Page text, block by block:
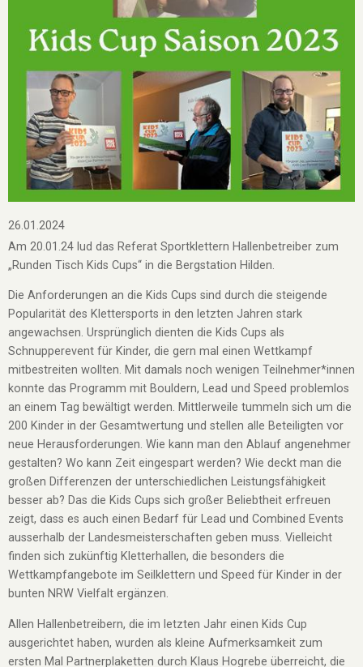
26.01.2024
Am 20.01.24 lud das Referat Sportklettern Hallenbetreiber zum
„Runden Tisch Kids Cups“ in die Bergstation Hilden.
Die Anforderungen an die Kids Cups sind durch die steigende
Popularität des Klettersports in den letzten Jahren stark
angewachsen. Ursprünglich dienten die Kids Cups als
Schnupperevent für Kinder, die gern mal einen Wettkampf
mitbestreiten wollten. Mit damals noch wenigen Teilnehmer*innen
konnte das Programm mit Bouldern, Lead und Speed problemlos
an einem Tag bewältigt werden. Mittlerweile tummeln sich um die
200 Kinder in der Gesamtwertung und stellen alle Beteiligten vor
neue Herausforderungen. Wie kann man den Ablauf angenehmer
gestalten? Wo kann Zeit eingespart werden? Wie deckt man die
großen Differenzen der unterschiedlichen Leistungsfähigkeit
besser ab? Das die Kids Cups sich großer Beliebtheit erfreuen
zeigt, dass es auch einen Bedarf für Lead und Combined Events
ausserhalb der Landesmeisterschaften geben muss. Vielleicht
finden sich zukünftig Kletterhallen, die besonders die
Wettkampfangebote im Seilklettern und Speed für Kinder in der
bunten NRW Vielfalt ergänzen.
Allen Hallenbetreibern, die im letzten Jahr einen Kids Cup
ausgerichtet haben, wurden als kleine Aufmerksamkeit zum
ersten Mal Partnerplaketten durch Klaus Hogrebe überreicht, die